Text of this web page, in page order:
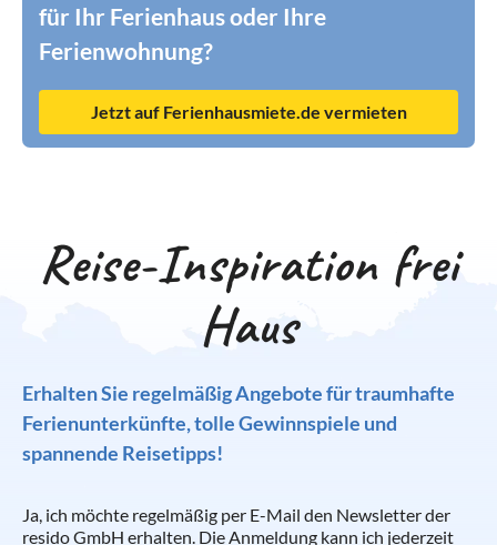
für Ihr Ferienhaus oder Ihre
Ferienwohnung?
Jetzt auf Ferienhausmiete.de vermieten
Reise-Inspiration frei
Haus
Erhalten Sie regelmäßig Angebote für traumhafte
Ferienunterkünfte, tolle Gewinnspiele und
spannende Reisetipps!
Ja, ich möchte regelmäßig per E-Mail den Newsletter der
resido GmbH erhalten. Die Anmeldung kann ich jederzeit